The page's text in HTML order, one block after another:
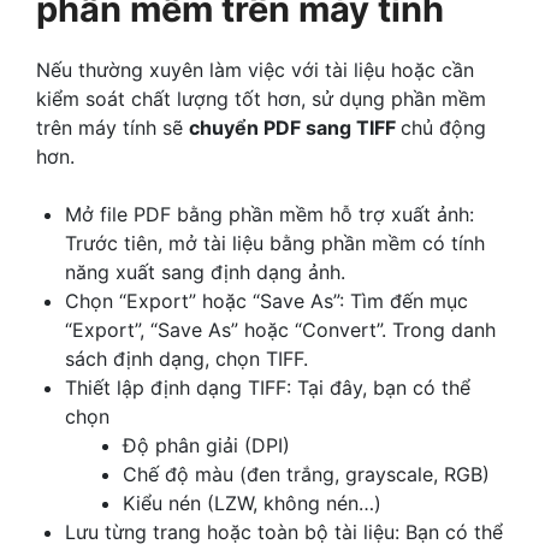
phần mềm trên máy tính
Nếu thường xuyên làm việc với tài liệu hoặc cần
kiểm soát chất lượng tốt hơn, sử dụng phần mềm
trên máy tính sẽ chuyển PDF sang TIFF chủ động
hơn.
Mở file PDF bằng phần mềm hỗ trợ xuất ảnh:
Trước tiên, mở tài liệu bằng phần mềm có tính
năng xuất sang định dạng ảnh.
Chọn “Export” hoặc “Save As”: Tìm đến mục
“Export”, “Save As” hoặc “Convert”. Trong danh
sách định dạng, chọn TIFF.
Thiết lập định dạng TIFF: Tại đây, bạn có thể
chọn
Độ phân giải (DPI)
Chế độ màu (đen trắng, grayscale, RGB)
Kiểu nén (LZW, không nén…)
Lưu từng trang hoặc toàn bộ tài liệu: Bạn có thể